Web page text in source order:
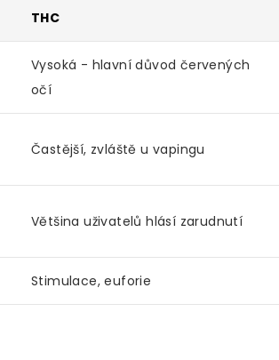
THC
Vysoká - hlavní důvod červených
očí
Častější, zvláště u vapingu
Většina uživatelů hlásí zarudnutí
Stimulace, euforie